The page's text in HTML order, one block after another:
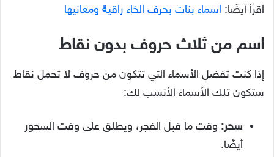
اقرأ أيضًا: اسماء بنات بحرف الخاء راقية ومعانيها
اسم من ثلاث حروف بدون نقاط
إذا كنت تفضل الأسماء التي تتكون من حروف لا تحمل نقاط
ستكون تلك الأسماء الأنسب لك:
سحر: وقت ما قبل الفجر، ويطلق على وقت السحور
أيضًا.